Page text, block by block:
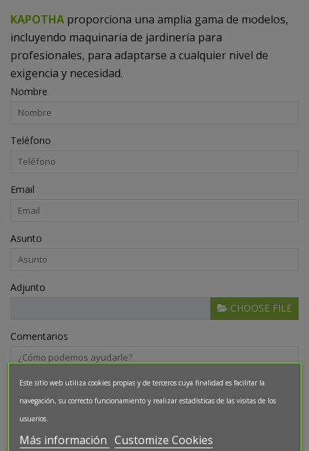
KAPOTHA proporciona una amplia gama de modelos,
incluyendo maquinaria de jardinería para
profesionales, para adaptarse a cualquier nivel de
exigencia y necesidad.
Nombre
Teléfono
Email
Asunto
Adjunto
CHOOSE FILE
Comentarios
Este sitio web utiliza cookies propias y de terceros cuya finalidad es facilitar la
navegación, su correcto funcionamiento y realizar estadísticas de las visitas de los
usuarios.
Más información Customize Cookies